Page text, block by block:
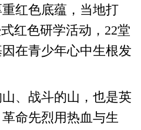
红色底蕴，当地打
红色研学活动，22堂
在青少年心中生根发
、战斗的山，也是英
命先烈用热血与生